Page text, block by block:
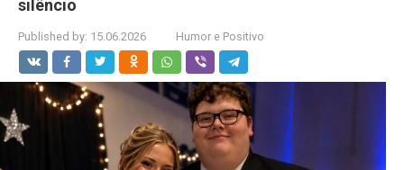
silêncio
Published by: 15.06.2026 Humor e Positivo